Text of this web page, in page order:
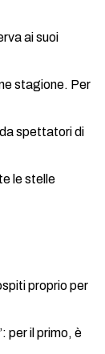
ai suoi
stagione. Per
spettatori di
le stelle
proprio per
per il primo, è